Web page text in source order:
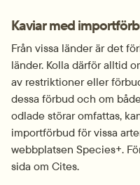
Kaviar med
Från vissa länder är det
länder. Kolla därför alltid
av restriktioner eller
dessa förbud och om
odlade störar omfattas,
importförbud för vissa
webbplatsen Species+.
sida om Cites.